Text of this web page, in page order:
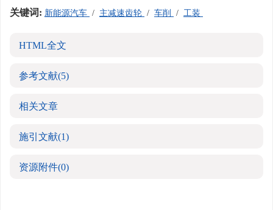
关键词: 新能源汽车 / 主减速齿轮 / 车削 / 工装
HTML全文
参考文献(5)
相关文章
施引文献(1)
资源附件(0)